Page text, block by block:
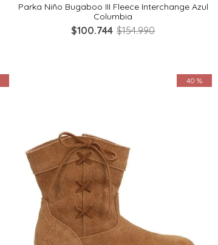
Parka Niño Bugaboo III Fleece Interchange Azul
Columbia
$100.744 $154.990
40 %